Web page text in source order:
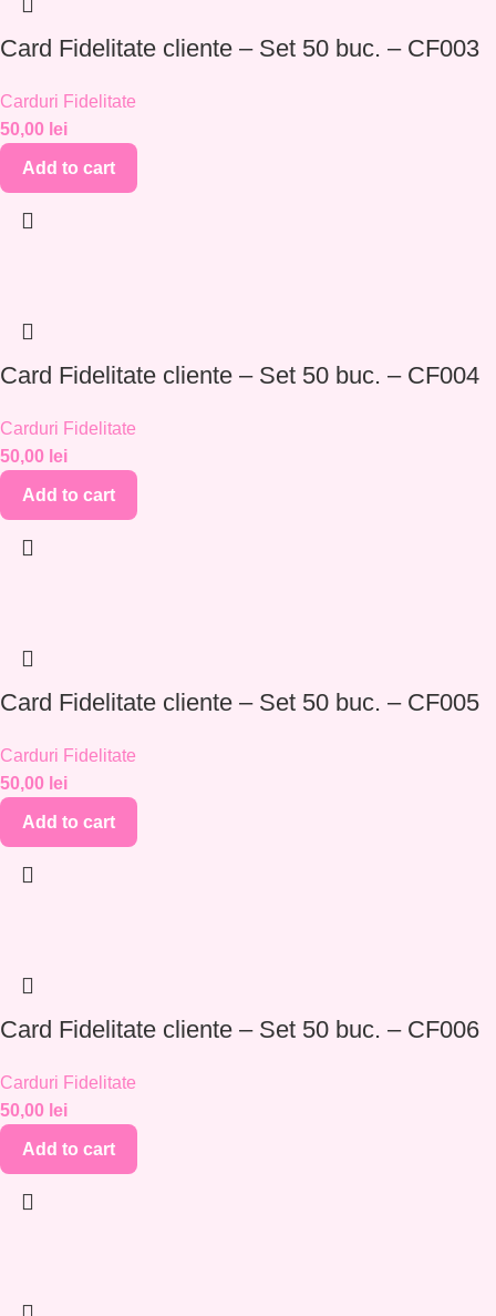
Card Fidelitate cliente – Set 50 buc. – CF003
Carduri Fidelitate
50,00 lei
Add to cart
Card Fidelitate cliente – Set 50 buc. – CF004
Carduri Fidelitate
50,00 lei
Add to cart
Card Fidelitate cliente – Set 50 buc. – CF005
Carduri Fidelitate
50,00 lei
Add to cart
Card Fidelitate cliente – Set 50 buc. – CF006
Carduri Fidelitate
50,00 lei
Add to cart